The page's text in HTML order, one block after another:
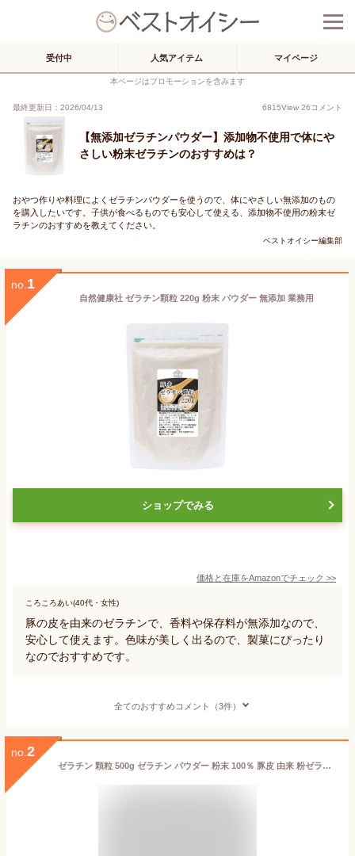
受付中 人気アイテム マイページ
本ページはプロモーションを含みます
最終更新日：2026/04/13 6815View 26コメント
【無添加ゼラチンパウダー】添加物不使用で体にや
さしい粉末ゼラチンのおすすめは？
おやつ作りや料理によくゼラチンパウダーを使うので、体にやさしい無添加のもの
を購入したいです。子供が食べるものでも安心して使える、添加物不使用の粉末ゼ
ラチンのおすすめを教えてください。
ベストオイシー編集部
no. 1
自然健康社 ゼラチン顆粒 220g 粉末 パウダー 無添加 業務用
ショップでみる
価格と在庫をAmazonでチェック >>
ころころあい(40代・女性)
豚の皮を由来のゼラチンで、香料や保存料が無添加なので、
安心して使えます。色味が美しく出るので、製菓にぴったり
なのでおすすめです。
全てのおすすめコメント（3件）
no. 2
ゼラチン 顆粒 500g ゼラチン パウダー 粉末 100％ 豚皮 由来 粉ゼラチン 業務用 お徳用 大容量 保存料 無添加 ゼラチンサプリメント 純粋 国産 プロ愛用 家庭用 マルチタイプ 水溶性 美容 健康 サプリ メント お菓子 作り 製菓 材料 凝固剤 ゼリー ババロア ムース プリン